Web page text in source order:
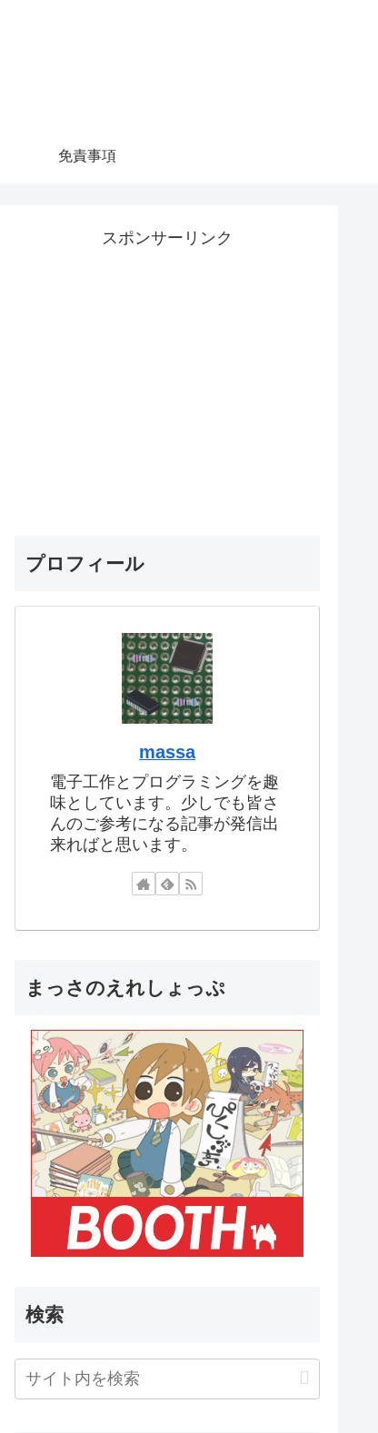
免責事項
スポンサーリンク
プロフィール
massa
電子工作とプログラミングを趣
味としています。少しでも皆さ
んのご参考になる記事が発信出
来ればと思います。
まっさのえれしょっぷ
検索